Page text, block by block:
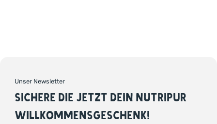
Unser Newsletter
SICHERE DIE JETZT DEIN NUTRIPUR
WILLKOMMENSGESCHENK!